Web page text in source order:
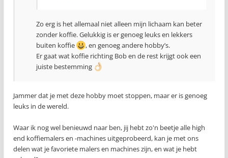
Zo erg is het allemaal niet alleen mijn lichaam kan beter
zonder koffie. Gelukkig is er genoeg leuks en lekkers
buiten koffie
, en genoeg andere hobby’s.
Er gaat wat koffie richting Bob en de rest krijgt ook een
juiste bestemming
Jammer dat je met deze hobby moet stoppen, maar er is genoeg
leuks in de wereld.
Waar ik nog wel benieuwd naar ben, jij hebt zo'n beetje alle high
end koffiemalers en -machines uitgeprobeerd, kan je met ons
delen wat je favoriete malers en machines zijn, en wat je hebt